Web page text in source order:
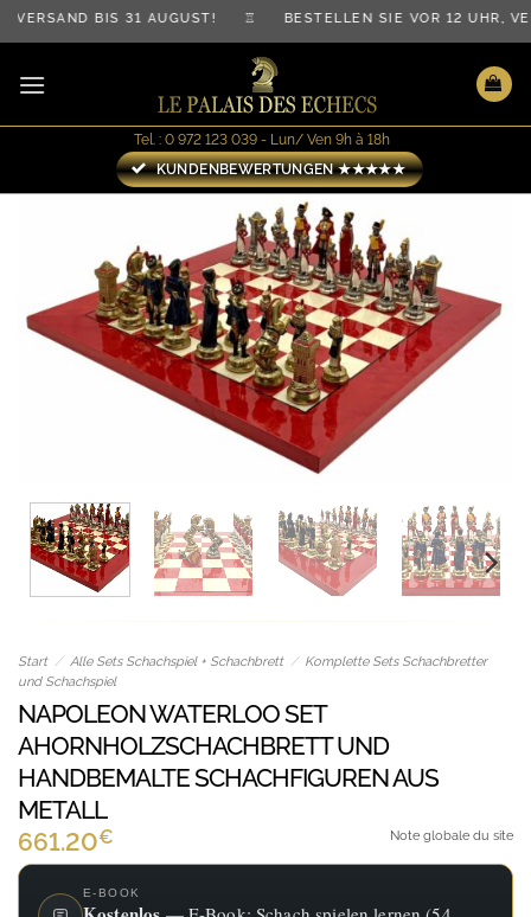
Zum
Inhalt
springen
BIS 31 AUGUST! ♖ BESTELLEN SIE VOR 12 UHR,
Tel. : 0 972 123 039 - Lun/ Ven 9h à 18h
KUNDENBEWERTUNGEN ★★★★★
Start / Alle Sets Schachspiel + Schachbrett / Komplette Sets Schachbretter
und Schachspiel
NAPOLEON WATERLOO SET
AHORNHOLZSCHACHBRETT UND
HANDBEMALTE SCHACHFIGUREN AUS
METALL
661.20€ Note globale du site
E-BOOK